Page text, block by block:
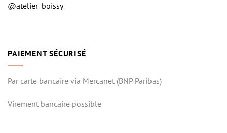
@atelier_boissy
PAIEMENT SÉCURISÉ
Par carte bancaire via Mercanet (BNP Paribas)
Virement bancaire possible